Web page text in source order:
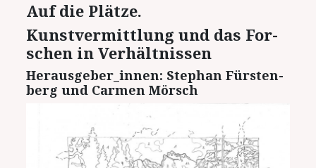
Auf die Plät­ze.
Kunst­ver­mitt­lung und das For­
schen in Ver­hält­nis­sen
Her­aus­ge­ber_in­nen: Ste­phan Fürs­ten­
berg und Car­men Mörsch